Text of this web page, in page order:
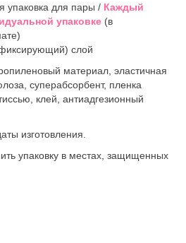
упаковка для пары / Каждый
упаковке (в
слой
материал, эластичная
суперабсорбент, пленка
клей, антиадгезионный
изготовления.
упаковку в местах, защищенных